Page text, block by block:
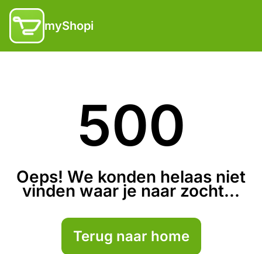
myShopi
500
Oeps! We konden helaas niet
vinden waar je naar zocht...
Terug naar home